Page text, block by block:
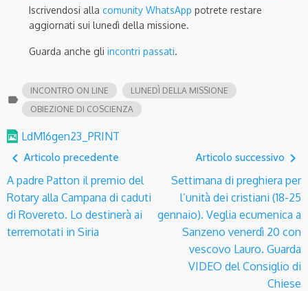
Iscrivendosi alla comunity WhatsApp potrete restare
aggiornati sui lunedì della missione.
Guarda anche gli incontri passati.
label
INCONTRO ON LINE
LUNEDÌ DELLA MISSIONE
OBIEZIONE DI COSCIENZA
LdM16gen23_PRINT
navigate_before Articolo precedente
A padre Patton il premio del
Rotary alla Campana di caduti
di Rovereto. Lo destinerà ai
terremotati in Siria
Articolo successivo navigate_next
Settimana di preghiera per
l’unità dei cristiani (18-25
gennaio). Veglia ecumenica a
Sanzeno venerdì 20 con
vescovo Lauro. Guarda
VIDEO del Consiglio di
Chiese